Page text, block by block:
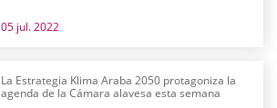
05 jul. 2022
La Estrategia Klima Araba 2050 protagoniza la
agenda de la Cámara alavesa esta semana